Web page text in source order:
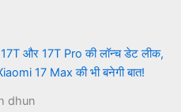
और 17T Pro की लॉन्च डेट लीक,
17 Max की भी बनेगी बात!
dhun